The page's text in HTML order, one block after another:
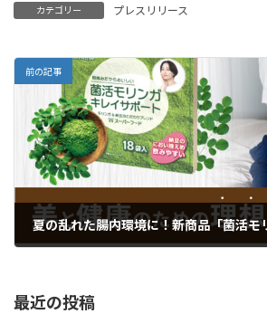
カテゴリー プレスリリース
前の記事
最近の投稿